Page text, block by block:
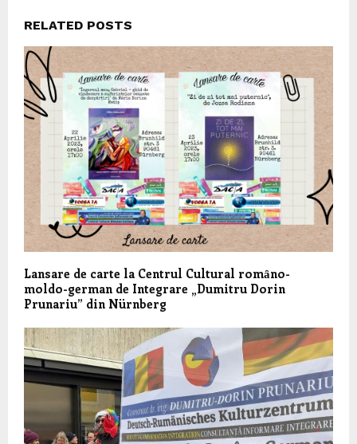
RELATED POSTS
Lansare de carte la Centrul Cultural romȃno-
moldo-german de Integrare „Dumitru Dorin
Prunariu” din Nürnberg